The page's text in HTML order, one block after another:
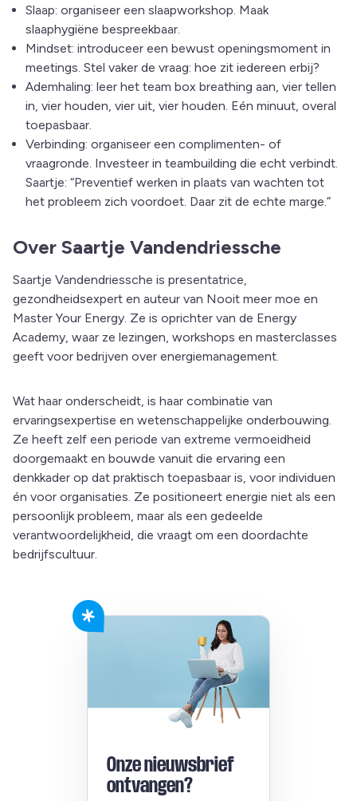
Slaap: organiseer een slaapworkshop. Maak
slaaphygiëne bespreekbaar.
Mindset: introduceer een bewust openingsmoment in
meetings. Stel vaker de vraag: hoe zit iedereen erbij?
Ademhaling: leer het team box breathing aan, vier tellen
in, vier houden, vier uit, vier houden. Eén minuut, overal
toepasbaar.
Verbinding: organiseer een complimenten- of
vraagronde. Investeer in teambuilding die echt verbindt.
Saartje: “Preventief werken in plaats van wachten tot
het probleem zich voordoet. Daar zit de echte marge.”
Over Saartje Vandendriessche
Saartje Vandendriessche is presentatrice,
gezondheidsexpert en auteur van Nooit meer moe en
Master Your Energy. Ze is oprichter van de Energy
Academy, waar ze lezingen, workshops en masterclasses
geeft voor bedrijven over energiemanagement.
Wat haar onderscheidt, is haar combinatie van
ervaringsexpertise en wetenschappelijke onderbouwing.
Ze heeft zelf een periode van extreme vermoeidheid
doorgemaakt en bouwde vanuit die ervaring een
denkkader op dat praktisch toepasbaar is, voor individuen
én voor organisaties. Ze positioneert energie niet als een
persoonlijk probleem, maar als een gedeelde
verantwoordelijkheid, die vraagt om een doordachte
bedrijfscultuur.
Onze nieuwsbrief
ontvangen?